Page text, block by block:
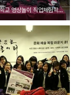
대경남자중학교 영상놀이 직업체험학습 @맛있는놀이터 (20141114)